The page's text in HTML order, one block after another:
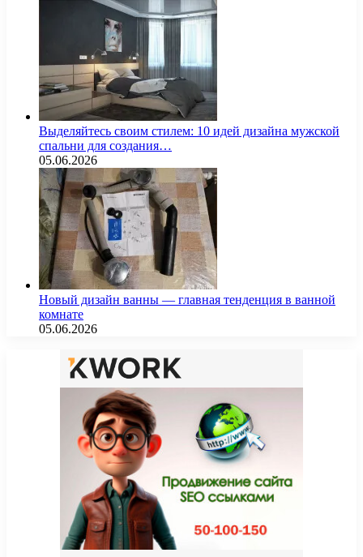
Выделяйтесь своим стилем: 10 идей дизайна мужской
спальни для создания…
05.06.2026
Новый дизайн ванны — главная тенденция в ванной
комнате
05.06.2026